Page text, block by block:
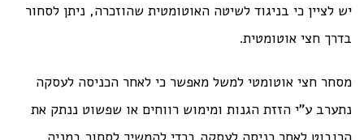
יש לציין כי בניגוד לשיטה האוטומטית שהוזכרה, ניתן לסחור
בדרך חצי אוטומטית.
מסחר חצי אוטומטי למשל מאפשר כי לאחר הכניסה לעסקה
נתערב ע"י הזזת הגנות ומימוש רווחים או שפשוט ננתק את